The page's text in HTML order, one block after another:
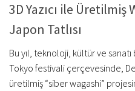
3D Yazıcı ile Üretilmiş
Japon Tatlısı
Bu yıl, teknoloji, kültür ve
Tokyo festivali çerçevesinde,
üretilmiş “siber wagashi”